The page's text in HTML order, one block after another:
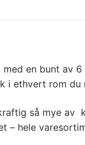
en bunt av
ethvert rom du
så mye av
– hele